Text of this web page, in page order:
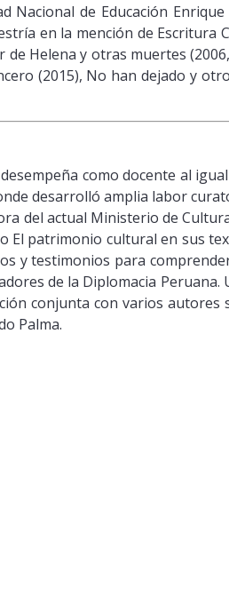
de Educación
en la mención de Escritura
Helena y otras muertes
(2015), No han dejado y
como docente al
desarrolló amplia labor
del actual Ministerio de
El patrimonio cultural en sus
y testimonios para
de la Diplomacia
conjunta con varios autores
Palma.